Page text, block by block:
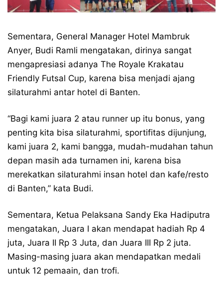
Sementara, General Manager Hotel Mambruk
Anyer, Budi Ramli mengatakan, dirinya sangat
mengapresiasi adanya The Royale Krakatau
Friendly Futsal Cup, karena bisa menjadi ajang
silaturahmi antar hotel di Banten.
“Bagi kami juara 2 atau runner up itu bonus, yang
penting kita bisa silaturahmi, sportifitas dijunjung,
kami juara 2, kami bangga, mudah-mudahan tahun
depan masih ada turnamen ini, karena bisa
merekatkan silaturahmi insan hotel dan kafe/resto
di Banten,” kata Budi.
Sementara, Ketua Pelaksana Sandy Eka Hadiputra
mengatakan, Juara I akan mendapat hadiah Rp 4
juta, Juara II Rp 3 Juta, dan Juara III Rp 2 juta.
Masing-masing juara akan mendapatkan medali
untuk 12 pemaain, dan trofi.